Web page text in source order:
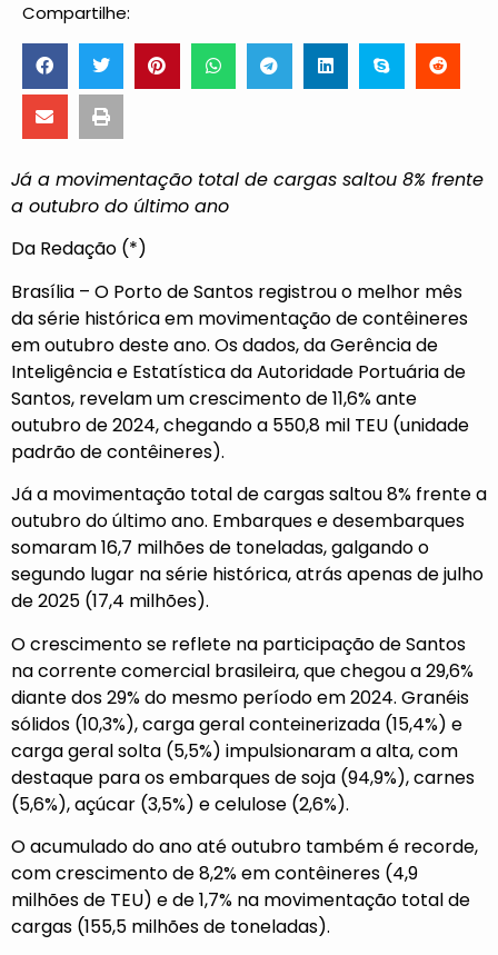
Compartilhe:
Já a movimentação total de cargas saltou 8% frente
a outubro do último ano
Da Redação (*)
Brasília – O Porto de Santos registrou o melhor mês
da série histórica em movimentação de contêineres
em outubro deste ano. Os dados, da Gerência de
Inteligência e Estatística da Autoridade Portuária de
Santos, revelam um crescimento de 11,6% ante
outubro de 2024, chegando a 550,8 mil TEU (unidade
padrão de contêineres).
Já a movimentação total de cargas saltou 8% frente a
outubro do último ano. Embarques e desembarques
somaram 16,7 milhões de toneladas, galgando o
segundo lugar na série histórica, atrás apenas de julho
de 2025 (17,4 milhões).
O crescimento se reflete na participação de Santos
na corrente comercial brasileira, que chegou a 29,6%
diante dos 29% do mesmo período em 2024. Granéis
sólidos (10,3%), carga geral conteinerizada (15,4%) e
carga geral solta (5,5%) impulsionaram a alta, com
destaque para os embarques de soja (94,9%), carnes
(5,6%), açúcar (3,5%) e celulose (2,6%).
O acumulado do ano até outubro também é recorde,
com crescimento de 8,2% em contêineres (4,9
milhões de TEU) e de 1,7% na movimentação total de
cargas (155,5 milhões de toneladas).